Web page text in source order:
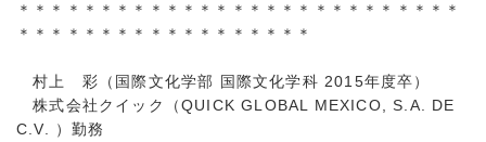
＊＊＊＊＊＊＊＊＊＊＊＊＊＊＊＊＊＊＊＊＊＊＊＊＊＊＊
＊＊＊＊＊＊＊＊＊＊＊＊＊＊＊＊＊＊
村上 彩（国際文化学部 国際文化学科 2015年度卒）
株式会社クイック（QUICK GLOBAL MEXICO, S.A. DE
C.V. ）勤務